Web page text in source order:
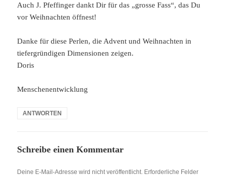
Auch J. Pfeffinger dankt Dir für das „grosse Fass“, das Du
vor Weihnachten öffnest!
Danke für diese Perlen, die Advent und Weihnachten in
tiefergründigen Dimensionen zeigen.
Doris
Menschenentwicklung
ANTWORTEN
Schreibe einen Kommentar
Deine E-Mail-Adresse wird nicht veröffentlicht. Erforderliche Felder